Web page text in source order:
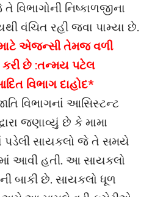
નિષ્કાળજીના
વંચિત રહી જવા પામ્યા છે.
માટે એજન્સી તેમજ વળી
છે :તન્મય પટેલ
વિભાગ દાહોદ*
વિભાગનાં આસિસ્ટન્ટ
જણાવ્યું છે કે મામા
પડેલી સાયકલો જે તે સમયે
આવી હતી. આ સાયકલો
બાકી છે. સાયકલો ધૂળ